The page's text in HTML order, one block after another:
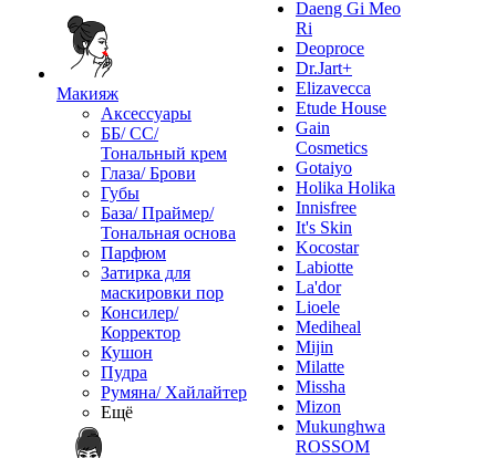
Макияж
Аксессуары
ББ/ СС/
Тональный крем
Глаза/ Брови
Губы
База/ Праймер/
Тональная основа
Парфюм
Затирка для
маскировки пор
Консилер/
Корректор
Кушон
Пудра
Румяна/ Хайлайтер
Ещё
Daeng Gi Meo
Ri
Deoproce
Dr.Jart+
Elizavecca
Etude House
Gain
Cosmetics
Gotaiyo
Holika Holika
Innisfree
It's Skin
Kocostar
Labiotte
La'dor
Lioele
Mediheal
Mijin
Milatte
Missha
Mizon
Mukunghwa
ROSSOM